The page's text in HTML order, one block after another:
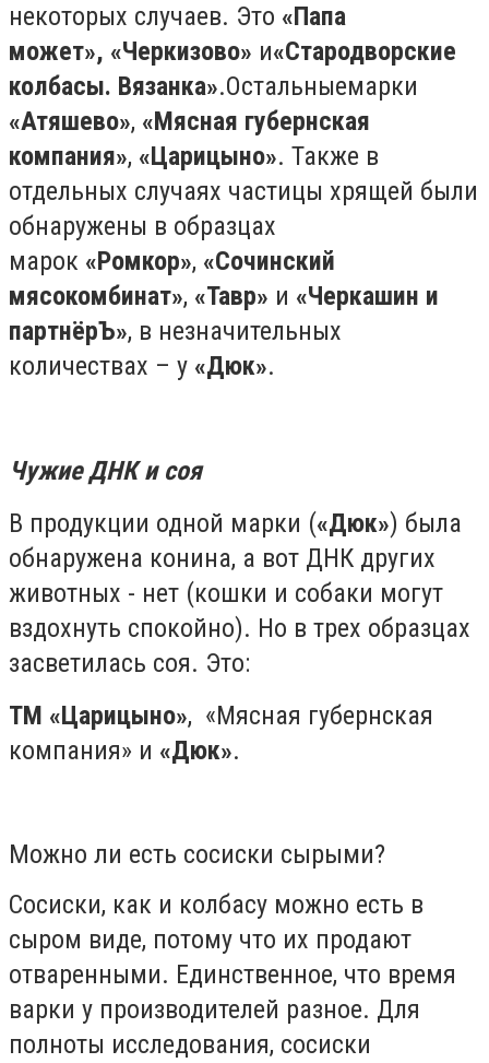
некоторых случаев. Это «Папа
может», «Черкизово» и«Стародворские
колбасы. Вязанка».Остальныемарки
«Атяшево», «Мясная губернская
компания», «Царицыно». Также в
отдельных случаях частицы хрящей были
обнаружены в образцах
марок «Ромкор», «Сочинский
мясокомбинат», «Тавр» и «Черкашин и
партнёрЪ», в незначительных
количествах – у «Дюк».
Чужие ДНК и соя
В продукции одной марки («Дюк») была
обнаружена конина, а вот ДНК других
животных - нет (кошки и собаки могут
вздохнуть спокойно). Но в трех образцах
засветилась соя. Это:
ТМ «Царицыно», «Мясная губернская
компания» и «Дюк».
Можно ли есть сосиски сырыми?
Сосиски, как и колбасу можно есть в
сыром виде, потому что их продают
отваренными. Единственное, что время
варки у производителей разное. Для
полноты исследования, сосиски